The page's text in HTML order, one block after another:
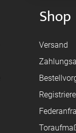
Shop
Versand